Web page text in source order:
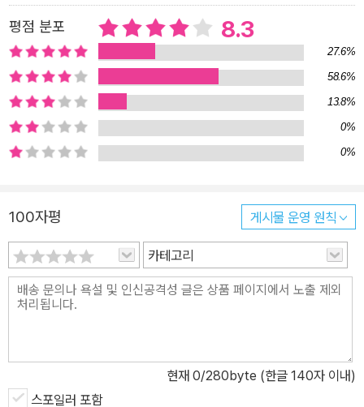
된 것이며, 마지막에 자신의 인물을 잔혹하게 죽여 버리는 것은 브릴
가족이 현실에서 겪은 끔찍한 일에서 비롯된 결말이다. 이 부분에서
우리는 부시 정부의 외교 정책에 대한 오스터의 비판 의식을 읽을 수
있다. 마지막에 드러나는 충격적 결말, 즉 브릴의 손녀 카티아의 남자
친구 타이터스가 이라크에서 살해당하고, 그 장면을 비디오로 볼 수
밖에 없었던 가족의 비극은 이라크 전쟁이라는 덫에 걸려 있는 미국
서 스토리텔링은 중요한 역할을 한다. 가히 <이야기하기>에 관한 소
설이라 해도 과언이 아니다. 브릴과 딸 미리엄, 손녀 카티아는 저마다
가슴에 상처를 안고 있다. 브릴은 평생의 동반자를 여의었고 미리엄
은 남편에게서 버림받았으며, 카티아는 전쟁에서 남자 친구를 잃었
다. 이들은 모두 상처와 괴로움으로 잠 못 이루며 이러한 고통에서 벗
즈 호손에 대해 쓰는 전기, 카티아가 영화를 보며 <감정 있는 사물>
에 대해 펼치는 이론 등 저마다 다른 형식을 취하고는 있으나 궁극적
평점 분포 8.3
27.6%
58.6%
13.8%
0%
0%
100자평 게시물 운영 원칙
카테고리
현재 0/280byte (한글 140자 이내)
스포일러 포함